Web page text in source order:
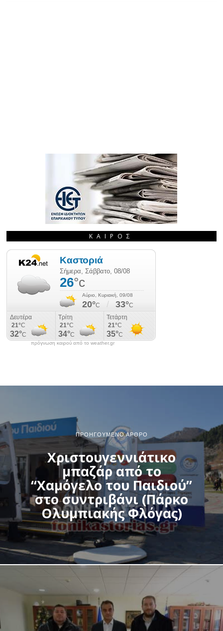
ΚΑΙΡΌΣ
πρόγνωση καιρού από το weather.gr
ΠΡΟΗΓΟΎΜΕΝΟ ΆΡΘΡΟ
Χριστουγεννιάτικο
μπαζάρ από το
“Χαμόγελο του Παιδιού”
στο συντριβάνι (Πάρκο
Ολυμπιακής Φλόγας)